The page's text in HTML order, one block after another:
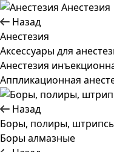
Анестезия
Назад
Анестезия
Аксессуары для
Анестезия
Аппликационная
Назад
Боры, полиры,
Боры алмазные